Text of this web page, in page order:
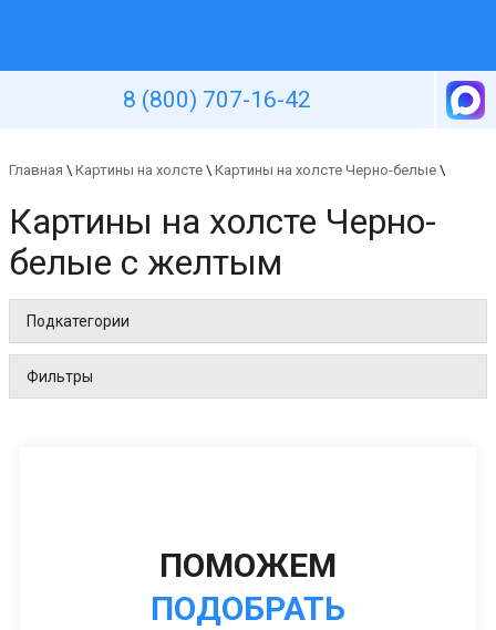
8 (800) 707-16-42
Главная \ Картины на холсте \ Картины на холсте Черно-белые \
Картины на холсте Черно-
белые с желтым
Подкатегории
Фильтры
ПОМОЖЕМ
ПОДОБРАТЬ